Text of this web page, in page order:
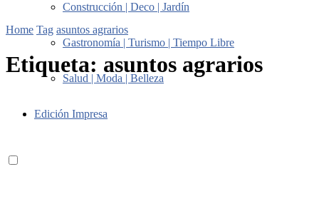
Construcción | Deco | Jardín
Gastronomía | Turismo | Tiempo Libre
Salud | Moda | Belleza
Edición Impresa
Home Tag asuntos agrarios
Etiqueta: asuntos agrarios